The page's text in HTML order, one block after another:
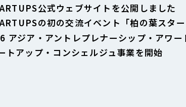
公式ウェブサイトを公開しました
の初の交流イベント「柏の葉スタ
アジア・アントレプレナーシップ・アワ
トアップ・コンシェルジュ事業を開始